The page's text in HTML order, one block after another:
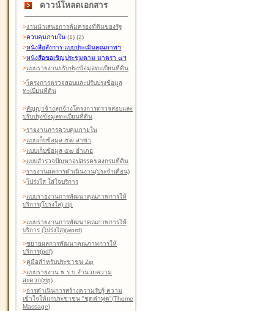
ดาวน์โหลดเอกสาร
>งานนำเสนอการคุ้มครองที่ดินของรัฐ
>ควบคุมภายใน (1) (2)
>หนังสือสังการ-แบบประเมินคุณภาพฯ
>หนังสือขอเชิญประชุมตาม มาตรา ๘ฯ
>แบบรายงานปรับปรุงข้อมูลทะเบียนที่ดิน
>โครงการตรวจสอบและปรับปรุงข้อมูล
ทะเบียนที่ดิน
>สัญญาจ้างลูกจ้างโครงการตรวจสอบและ
ปรับปรุงข้อมูลทะเบียนที่ดิน
>รายงานการควบคุมภายใน
>แบบเก็บข้อมูล ๕๗ สาขา
>แบบเก็บข้อมูล ๕๗ อำเภอ
>แบบสำรวจปัญหาอุปสรรคของกรมที่ดิน
>รายงานผลการดำเนินงาน(ประจำเดือน)
>โปร่งใส ใส่ใจบริการ
>แบบรายงานการพัฒนาคุณภาพการให้
บริการ(โปร่งใส).zip
>แบบรายงานการพัฒนาคุณภาพการให้
บริการ (โปร่งใส)(word)
>ขยายผลการพัฒนาคุณภาพการให้
บริการ(pdf)
>คู่มือสำหรับประชาชน Zip
>แบบรายงาน พ.ร.บ.อำนวยความ
สะดวก(zip)
>การดำเนินการสร้างความรับรู้ ความ
เข้าใจให้แก่ประชาชน "ชุดคำพูด"(Theme
Massage)